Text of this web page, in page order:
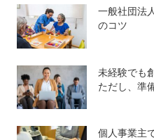
一般社団法
のコツ
未経験でも
ただし、準
個人事業主